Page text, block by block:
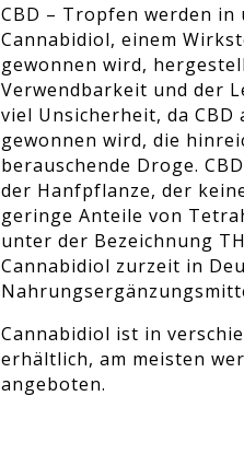
CBD – Tropfen werden
Cannabidiol, einem
gewonnen wird,
Verwendbarkeit und der
viel Unsicherheit, da CBD
gewonnen wird, die
berauschende Droge.
der Hanfpflanze, der
geringe Anteile von
unter der Bezeichnung
Cannabidiol zurzeit in
Cannabidiol ist in
erhältlich, am meisten
angeboten.